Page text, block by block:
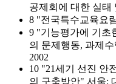
공제회에 대한 실태
8 "전국특수교육요
9 "기능평가에 기초
의 문제행동, 과제
2002
10 "21세기 선진 안
의 구축방안" 서울: